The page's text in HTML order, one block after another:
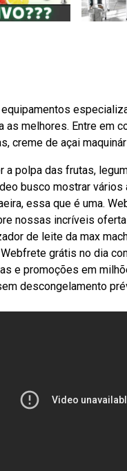
melhores. Entre em
creme de açai
a polpa das frutas,
busco mostrar
essa que é uma.
nossas incríveis
de leite da max
grátis no dia
e promoções em
descongelamento